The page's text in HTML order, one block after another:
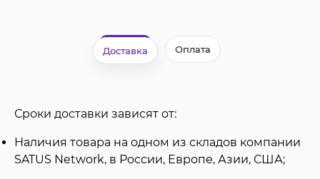
Доставка Оплата
Сроки доставки зависят от:
Наличия товара на одном из складов компании
SATUS Network, в России, Европе, Азии, США;